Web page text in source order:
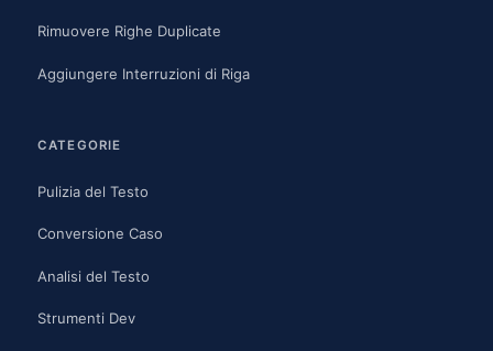
Rimuovere Righe Duplicate
Aggiungere Interruzioni di Riga
CATEGORIE
Pulizia del Testo
Conversione Caso
Analisi del Testo
Strumenti Dev